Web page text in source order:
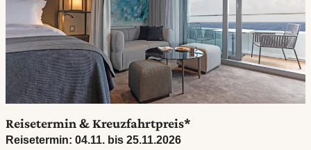
Reisetermin & Kreuzfahrtpreis*
Reisetermin: 04.11. bis 25.11.2026